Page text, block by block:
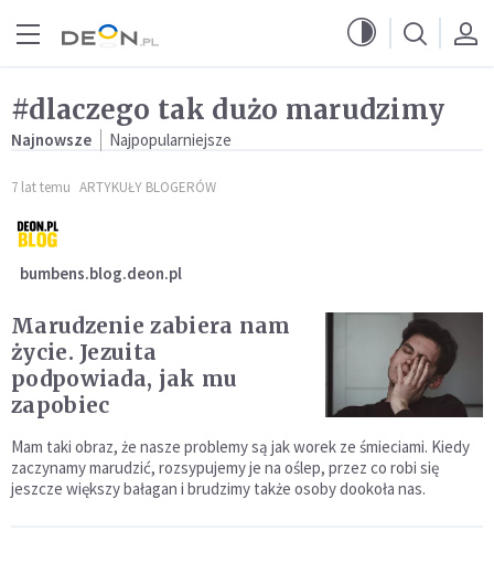
#dlaczego tak dużo marudzimy
Najnowsze Najpopularniejsze
7 lat temu ARTYKUŁY BLOGERÓW
bumbens.blog.deon.pl
Marudzenie zabiera nam
życie. Jezuita
podpowiada, jak mu
zapobiec
Mam taki obraz, że nasze problemy są jak worek ze śmieciami. Kiedy
zaczynamy marudzić, rozsypujemy je na oślep, przez co robi się
jeszcze większy bałagan i brudzimy także osoby dookoła nas.